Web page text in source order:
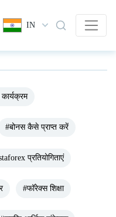
IN
#बोनस कैसे प्राप्त करें
प्रतियोगिताएं
#फॉरेक्स शिक्षा